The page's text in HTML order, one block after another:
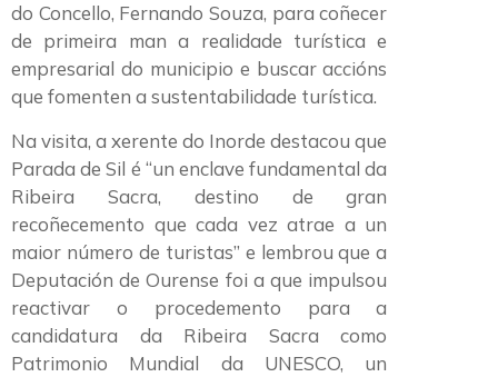
do Concello, Fernando Souza, para coñecer
de primeira man a realidade turística e
empresarial do municipio e buscar accións
que fomenten a sustentabilidade turística.
Na visita, a xerente do Inorde destacou que
Parada de Sil é “un enclave fundamental da
Ribeira Sacra, destino de gran
recoñecemento que cada vez atrae a un
maior número de turistas” e lembrou que a
Deputación de Ourense foi a que impulsou
reactivar o procedemento para a
candidatura da Ribeira Sacra como
Patrimonio Mundial da UNESCO, un